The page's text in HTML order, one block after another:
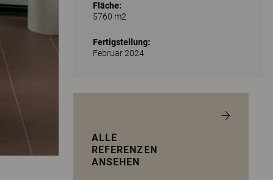
Fläche:
5760 m2
Fertigstellung:
Februar 2024
ALLE
REFERENZEN
ANSEHEN